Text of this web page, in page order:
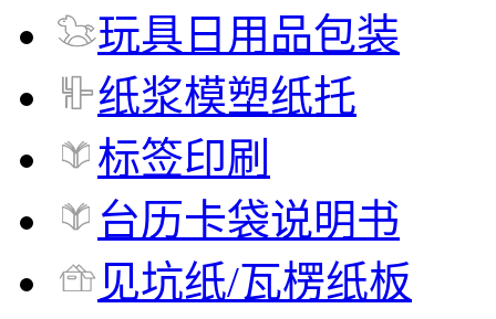
玩具日用品包装
纸浆模塑纸托
标签印刷
台历卡袋说明书
见坑纸/瓦楞纸板